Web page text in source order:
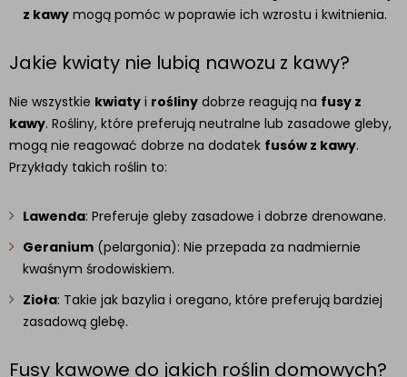
z kawy mogą pomóc w poprawie ich wzrostu i kwitnienia.
Jakie kwiaty nie lubią nawozu z kawy?
Nie wszystkie kwiaty i rośliny dobrze reagują na fusy z
kawy. Rośliny, które preferują neutralne lub zasadowe gleby,
mogą nie reagować dobrze na dodatek fusów z kawy.
Przykłady takich roślin to:
Lawenda: Preferuje gleby zasadowe i dobrze drenowane.
Geranium (pelargonia): Nie przepada za nadmiernie
kwaśnym środowiskiem.
Zioła: Takie jak bazylia i oregano, które preferują bardziej
zasadową glebę.
Fusy kawowe do jakich roślin domowych?